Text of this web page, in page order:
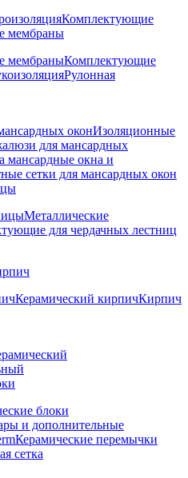
Комплектующие
мембраны
мембраныКомплектующие
Рулонная
оконИзоляционные
для мансардных
мансардные окна и
сетки для мансардных окон
Металлические
для чердачных лестниц
Керамический кирпичКирпич
блоки
и дополнительные
Керамические перемычки
сетка